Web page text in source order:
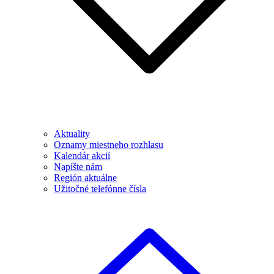
Aktuality
Oznamy miestneho rozhlasu
Kalendár akcií
Napíšte nám
Región aktuálne
Užitočné telefónne čísla